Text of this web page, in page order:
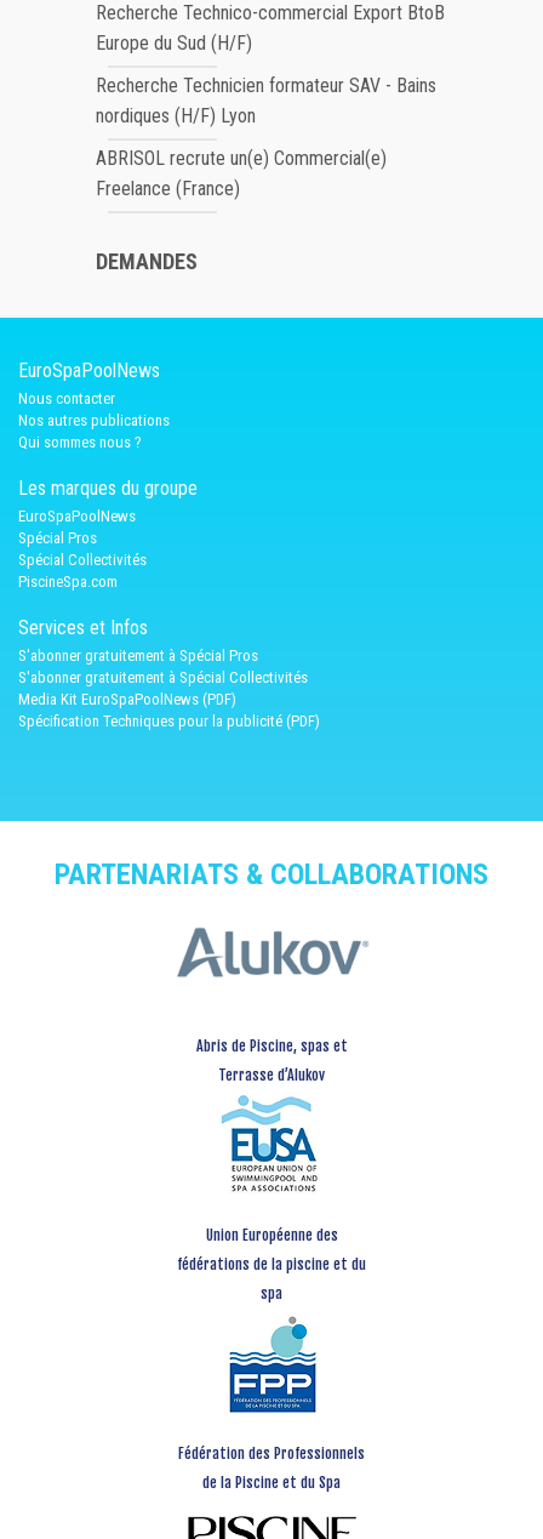
Recherche Technico-commercial Export BtoB
Europe du Sud (H/F)
Recherche Technicien formateur SAV - Bains
nordiques (H/F) Lyon
ABRISOL recrute un(e) Commercial(e)
Freelance (France)
DEMANDES
EuroSpaPoolNews
Nous contacter
Nos autres publications
Qui sommes nous ?
Les marques du groupe
EuroSpaPoolNews
Spécial Pros
Spécial Collectivités
PiscineSpa.com
Services et Infos
S'abonner gratuitement à Spécial Pros
S'abonner gratuitement à Spécial Collectivités
Media Kit EuroSpaPoolNews (PDF)
Spécification Techniques pour la publicité (PDF)
PARTENARIATS & COLLABORATIONS
Abris de Piscine, spas et
Terrasse d’Alukov
Union Européenne des
fédérations de la piscine et du
spa
Fédération des Professionnels
de la Piscine et du Spa